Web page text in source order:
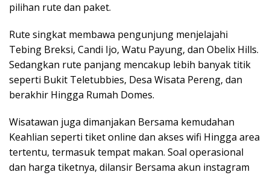
pilihan rute dan paket.
Rute singkat membawa pengunjung menjelajahi
Tebing Breksi, Candi Ijo, Watu Payung, dan Obelix Hills.
Sedangkan rute panjang mencakup lebih banyak titik
seperti Bukit Teletubbies, Desa Wisata Pereng, dan
berakhir Hingga Rumah Domes.
Wisatawan juga dimanjakan Bersama kemudahan
Keahlian seperti tiket online dan akses wifi Hingga area
tertentu, termasuk tempat makan. Soal operasional
dan harga tiketnya, dilansir Bersama akun instagram